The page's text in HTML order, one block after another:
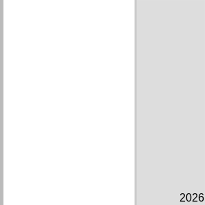
2026